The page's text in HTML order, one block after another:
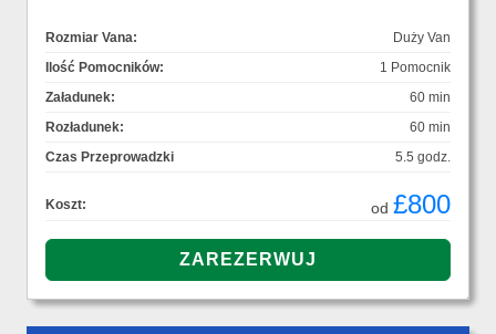
Rozmiar Vana:
Duży Van
Ilość Pomocników:
1 Pomocnik
Załadunek:
60 min
Rozładunek:
60 min
Czas Przeprowadzki
5.5 godz.
Koszt: od £800